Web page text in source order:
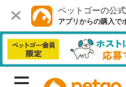
ペットゴーの公
アプリからの購入で